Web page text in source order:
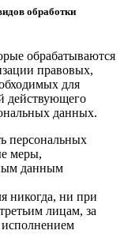
обработки
обрабатываются
правовых,
для
действующего
данных.
персональных
меры,
данным
никогда, ни при
лицам, за
исполнением